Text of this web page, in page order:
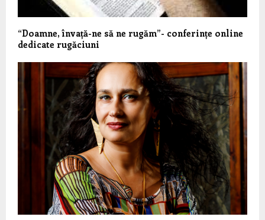
“Doamne, învață-ne să ne rugăm”- conferințe online
dedicate rugăciuni